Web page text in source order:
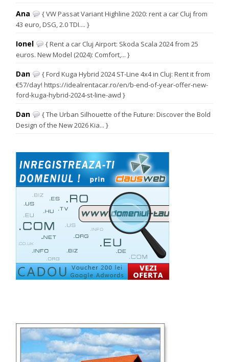
Ana
{ VW Passat Variant Highline 2020: rent a car Cluj from
43 euro, DSG, 2.0 TDI.... }
Ionel
{ Rent a car Cluj Airport: Skoda Scala 2024 from 25
euros. New Model (2024): Comfort,... }
Dan
{ Ford Kuga Hybrid 2024 ST-Line 4x4 in Cluj: Rent it from
€57/day! https://idealrentacar.ro/en/b-end-of-year-offer-new-
ford-kuga-hybrid-2024-st-line-awd }
Dan
{ The Urban Silhouette of the Future: Discover the Bold
Design of the New 2026 Kia... }